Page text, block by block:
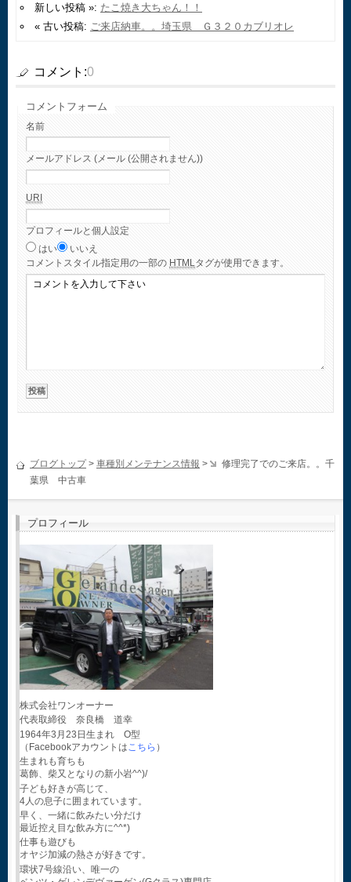
新しい投稿 »: たこ焼き大ちゃん！！
« 古い投稿: ご来店納車。。埼玉県 Ｇ３２０カブリオレ
コメント:0
コメントフォーム
名前
メールアドレス (メール (公開されません))
URI
プロフィールと個人設定
はい
いいえ
コメント スタイル指定用の一部の HTMLタグが使用できます。
ブログトップ> 車種別メンテナンス情報 >
修理完了でのご来店。。千
葉県 中古車
プロフィール
株式会社ワンオーナー
代表取締役 奈良橋 道幸
1964年3月23日生まれ O型
（Facebookアカウントはこちら ）
生まれも育ちも
葛飾、柴又となりの新小岩^^)/
子ども好きが高じて、
4人の息子に囲まれています。
早く、一緒に飲みたい分だけ
最近控え目な飲み方に^^*)
仕事も遊びも
オヤジ加減の熱さが好きです。
環状7号線沿い、唯一の